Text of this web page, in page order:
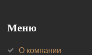
Меню
О компании